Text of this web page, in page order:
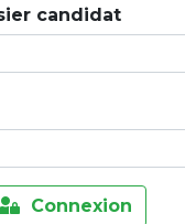
candidat
Connexion